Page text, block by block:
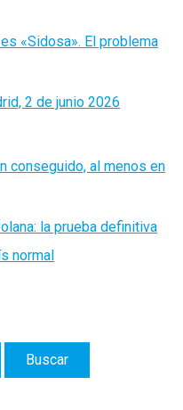
«Sidosa». El problema
2 de junio 2026
conseguido, al menos en
la prueba definitiva
normal